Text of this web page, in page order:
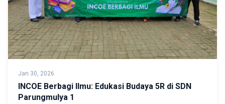
Jan 30, 2026
INCOE Berbagi Ilmu: Edukasi Budaya 5R di SDN
Parungmulya 1